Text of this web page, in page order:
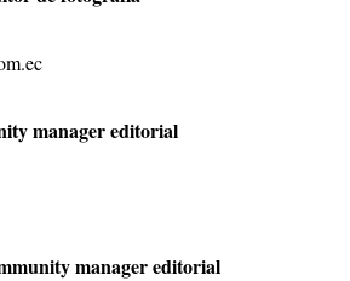
manager editorial
manager editorial